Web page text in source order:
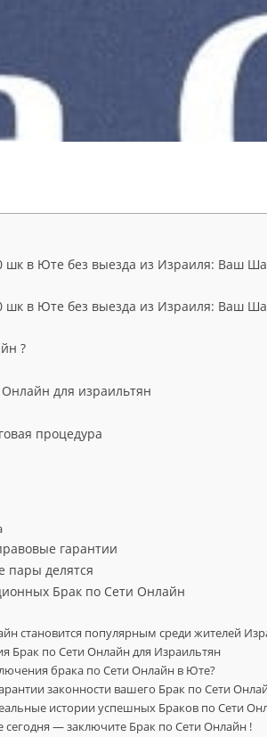
шк в Юте без выезда из Израиля: Ваш
шк в Юте без выезда из Израиля: Ваш
?
для израильтян
процедура
гарантии
пары делятся
Брак по Сети Онлайн
становится популярным среди жителей
Брак по Сети Онлайн для Израильтян
брака по Cети Онлайн в Юте?
законности вашего Брак по Сети
истории успешных Браков по Сети
— заключите Брак по Сети Онлайн !